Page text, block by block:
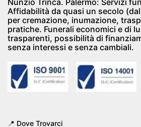
Nunzio Trinca. Palermo: Servizi
Affidabilità da quasi un secolo
per cremazione, inumazione,
pratiche. Funerali economici e di
trasparenti, possibilità di
senza interessi e senza cambiali.
📍 Dove Trovarci